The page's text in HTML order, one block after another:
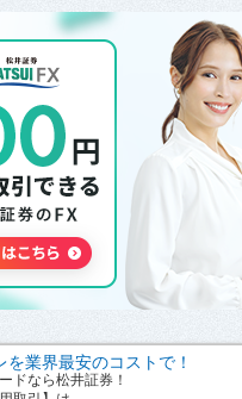
を業界最安のコストで！
ドなら松井証券！